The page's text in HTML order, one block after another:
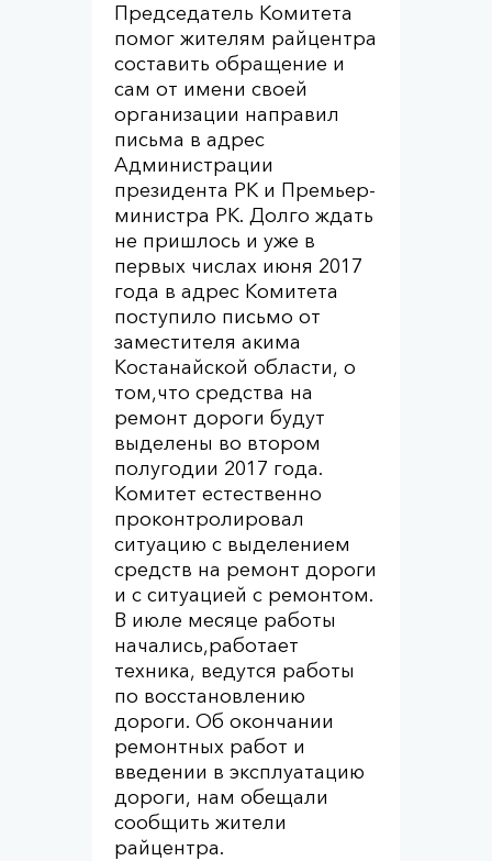
Председатель Комитета
помог жителям райцентра
составить обращение и
сам от имени своей
организации направил
письма в адрес
Администрации
президента РК и Премьер-
министра РК. Долго ждать
не пришлось и уже в
первых числах июня 2017
года в адрес Комитета
поступило письмо от
заместителя акима
Костанайской области, о
том,что средства на
ремонт дороги будут
выделены во втором
полугодии 2017 года.
Комитет естественно
проконтролировал
ситуацию с выделением
средств на ремонт дороги
и с ситуацией с ремонтом.
В июле месяце работы
начались,работает
техника, ведутся работы
по восстановлению
дороги. Об окончании
ремонтных работ и
введении в эксплуатацию
дороги, нам обещали
сообщить жители
райцентра.